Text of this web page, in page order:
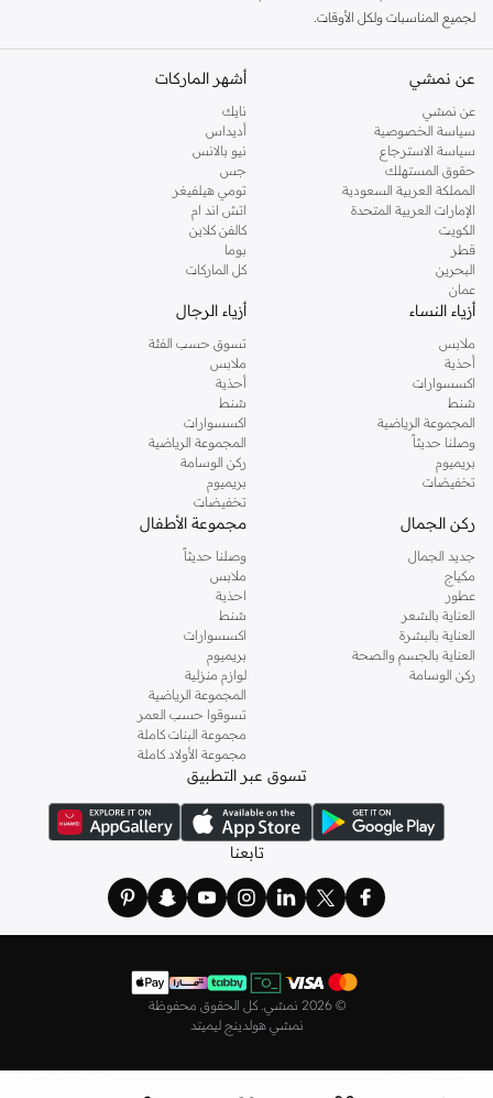
لجميع المناسبات ولكل الأوقات.
تسوقي أحذية ألدو النسائية أونلاين دبي
يضم متجر نمشي ما يزيد عن ثلاثمائة استايل لأحذية ألدو النسائية، لتتسوقيها أونلاين
بكل حرية. تسوقي صنادل ألدو المثالية لفصل الصيف، وارتديها مع الفساتين والتنانير
والبناطيل الضيقة والبرمودات. استعرضي الأحذية الفلات البسيطة والاحذية ذات الكعب
العريض متعددة الاستعمالات والأحذية الكلاسيكية الأنيقة بكعب رفيع والبوتات الشتوية
والسنيكرز وجميع الأحذية الأخرى. نحرص على إضافة كل جديد لهذه التشكيلة باستمرار،
لتتألقي دومًا بإطلالة عصرية مع نمشي. حددي اللون والمقاس والسعر المطلوب في أداة
البحث ليظهر لك حذاءك المفضل في لمح البصر، أو استعرضي التشكيلة كاملة أونلاين
لتستكشفي تخفيضاتنا المذهلة على أحذية ألدو النسائية.
عن نمشي
عن نمشي
سياسة الخصوصية
سياسة الاسترجاع
حقوق المستهلك
المملكة العربية السعودية
الإمارات العربية المتحدة
الكويت
قطر
البحرين
عمان
أشهر الماركات
نايك
أديداس
نيو بالانس
جس
تومي هيلفيغر
اتش اند ام
كالفن كلاين
بوما
كل الماركات
أزياء النساء
ملابس
أحذية
اكسسوارات
شنط
المجموعة الرياضية
وصلنا حديثاً
بريميوم
تخفيضات
أزياء الرجال
تسوق حسب الفئة
ملابس
أحذية
شنط
اكسسوارات
المجموعة الرياضية
ركن الوسامة
بريميوم
تخفيضات
ركن الجمال
جديد الجمال
مكياج
عطور
العناية بالشعر
العناية بالبشرة
العناية بالجسم والصحة
ركن الوسامة
مجموعة الأطفال
وصلنا حديثاً
ملابس
احذية
شنط
اكسسوارات
بريميوم
لوازم منزلية
المجموعة الرياضية
تسوقوا حسب العمر
مجموعة البنات كاملة
مجموعة الأولاد كاملة
تسوق عبر التطبيق
تابعنا
© 2026 نمشي. كل الحقوق محفوظة
نمشي هولدينج ليميتد